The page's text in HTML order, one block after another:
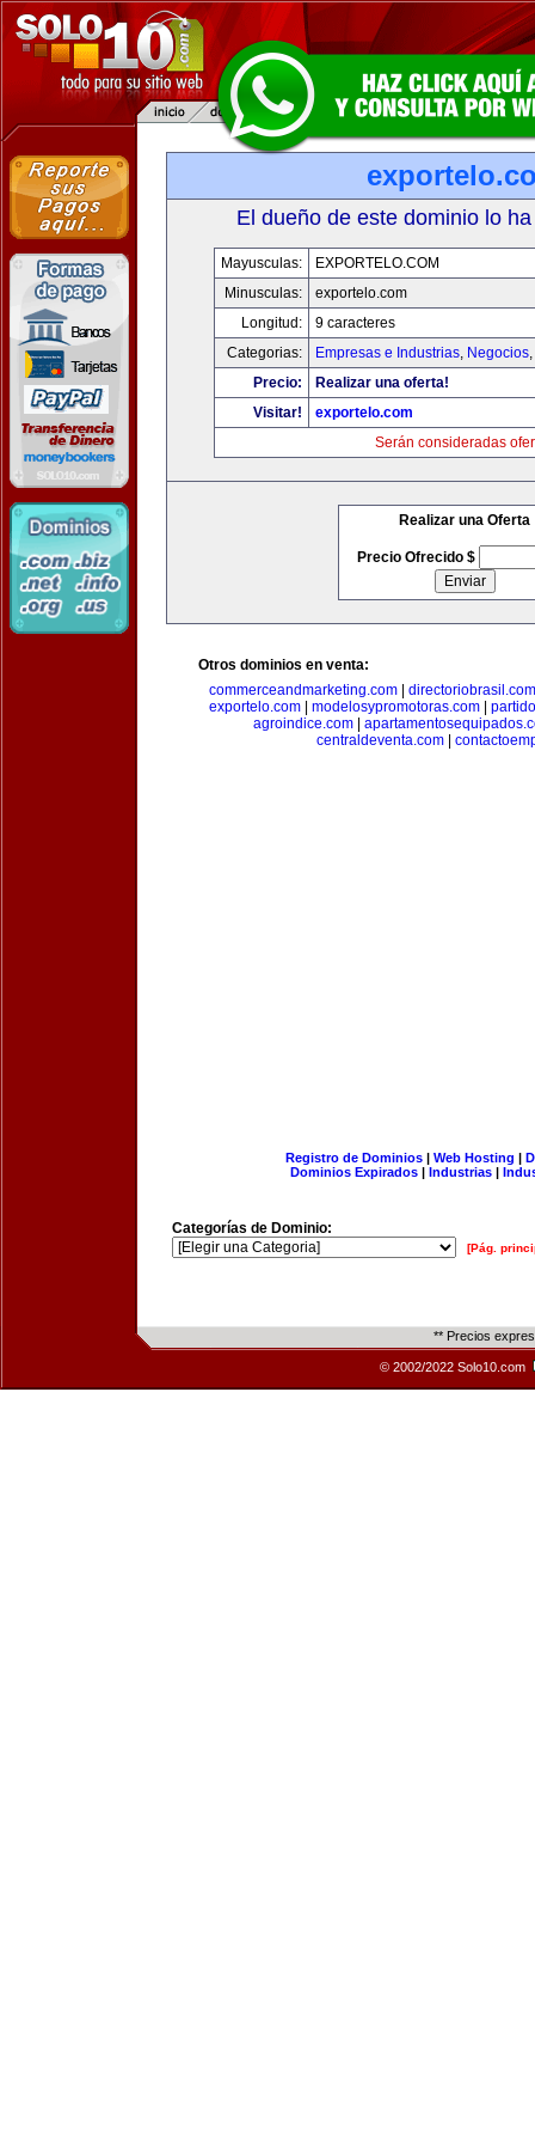
El dueño de este dominio lo
Mayusculas:
EXPORTELO.COM
Minusculas:
exportelo.com
Longitud:
9 caracteres
Categorias:
Empresas e Industrias, Negocios,
Precio:
Realizar una oferta!
Visitar!
exportelo.com
Serán consideradas
Realizar una Oferta
Precio Ofrecido $
Otros dominios en venta:
commerceandmarketing.com| directoriobrasil.com
exportelo.com
modelosypromotoras.com
agroindice.com
centraldeventa.com
Registro de Dominios| Web Hosting |
Dominios Expirados | Industrias |
Categorías de Dominio:
[Pág.
** Precios
© 2002/2022 Solo10.com